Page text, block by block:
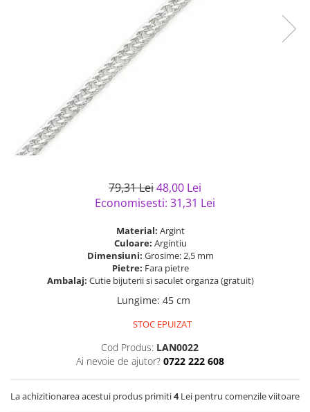
Bijuterii argint placat cu aur
Bijuterii argint cu diverse
Bijuterii argint cu murano
Bijuterii fantezie
Casete si cutii de bijuterii
Bijuterii tungsten
Accesorii Piele
Solutii si lavete de curatare
79,31 Lei48,00 Lei
Economisesti: 31,31 Lei
Material: Argint
Culoare: Argintiu
Dimensiuni: Grosime: 2,5 mm
Pietre: Fara pietre
Ambalaj: Cutie bijuterii si saculet organza (gratuit)
Lungime: 45 cm
STOC EPUIZAT
Cod Produs: LAN0022
Ai nevoie de ajutor? 0722 222 608
La achizitionarea acestui produs primiti4Lei pentru comenzile viitoare